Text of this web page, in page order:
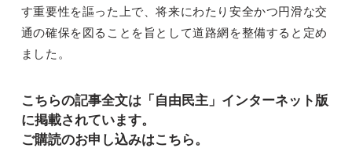
す重要性を謳った上で、将来にわたり安全かつ円滑な交
通の確保を図ることを旨として道路網を整備すると定め
ました。
こちらの記事全文は「自由民主」インターネット版
に掲載されています。
ご購読のお申し込みはこちら。